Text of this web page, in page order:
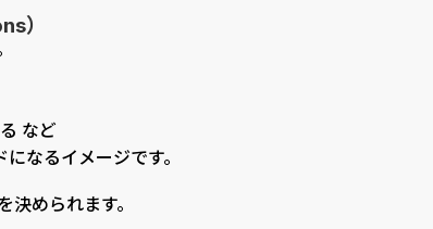
）
など
なるイメージです。
められます。